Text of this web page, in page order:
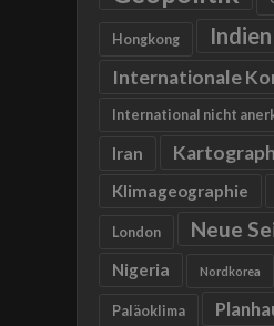
Hongkong Indien
Internationale
International nicht
Iran
Klimageographie
London Neue
Nigeria Nordkorea
Paläoklima